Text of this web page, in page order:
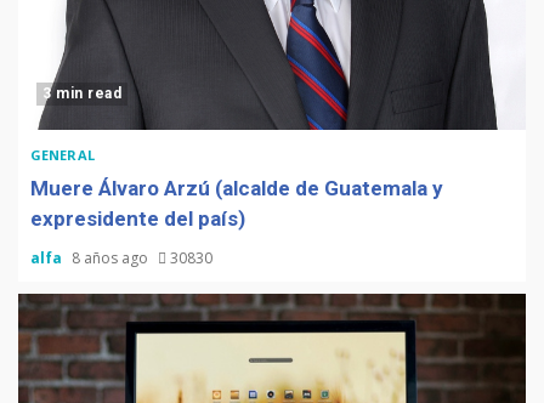
3 min read
GENERAL
Muere Álvaro Arzú (alcalde de Guatemala y
expresidente del país)
alfa 8 años ago 30830